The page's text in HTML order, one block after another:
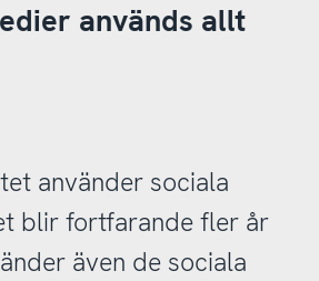
används allt
använder sociala
blir fortfarande fler år
även de sociala